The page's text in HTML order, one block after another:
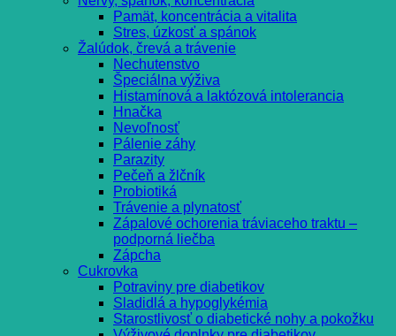
Pamät, koncentrácia a vitalita
Stres, úzkosť a spánok
Žalúdok, črevá a trávenie
Nechutenstvo
Špeciálna výživa
Histamínová a laktózová intolerancia
Hnačka
Nevoľnosť
Pálenie záhy
Parazity
Pečeň a žlčník
Probiotiká
Trávenie a plynatosť
Zápalové ochorenia tráviaceho traktu –
podporná liečba
Zápcha
Cukrovka
Potraviny pre diabetikov
Sladidlá a hypoglykémia
Starostlivosť o diabetické nohy a pokožku